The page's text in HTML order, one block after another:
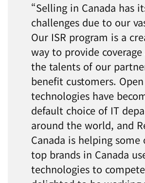
“Selling in Canada has
challenges due to our
Our ISR program is a
way to provide coverage
the talents of our
benefit customers.
technologies have
default choice of IT
around the world, and
Canada is helping some
top brands in Canada
technologies to